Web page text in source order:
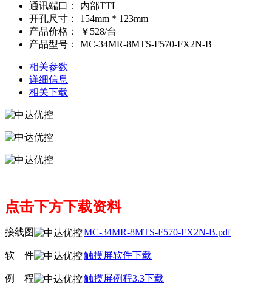
通讯端口：
内部TTL
开孔尺寸：
154mm * 123mm
产品价格：
￥528/台
产品型号：
MC-34MR-8MTS-F570-FX2N-B
相关参数
详细信息
相关下载
点击下方下载资料
接线图 MC-34MR-8MTS-F570-FX2N-B.pdf
软 件 触摸屏软件下载
例 程 触摸屏例程3.3下载